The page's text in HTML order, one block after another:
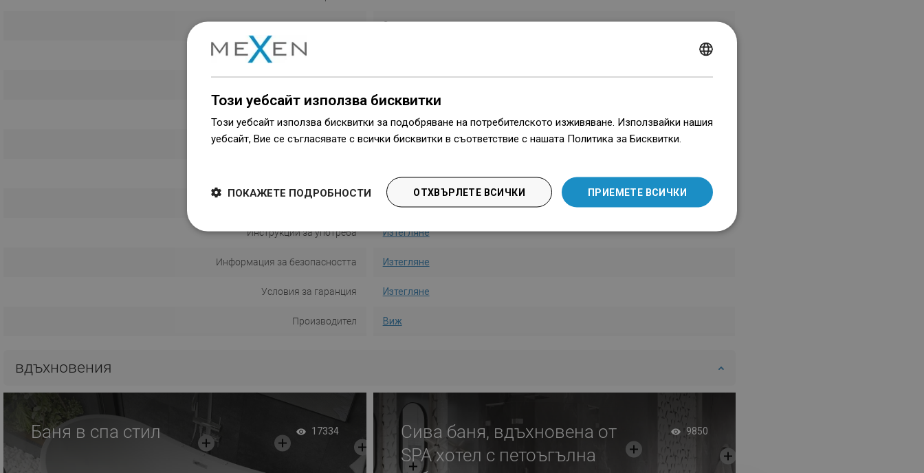
Височина 3 см
Начин на монтаж С дюбели
4,3 см
Инструкции за употреба Изтегляне
Информация за безопасността Изтегляне
Условия за гаранция Изтегляне
Производител Виж
вдъхновения
Баня в спа стил 17334
Сива баня, вдъхновена от
SPA хотел с петоъгълна
9850
LITHUANIAN
ROMANIAN
DUTCH
DANISH
SWEDISH
Този уебсайт използва бисквитки
Този уебсайт използва бисквитки за подобряване на потребителското изживяване. Използвайки нашия
уебсайт, Вие се съгласявате с всички бисквитки в съответствие с нашата Политика за Бисквитки.
ПРИЕМЕТЕ ВСИЧКИ
ОТХВЪРЛЕТЕ ВСИЧКИ
ПОКАЖЕТЕ ПОДРОБНОСТИ